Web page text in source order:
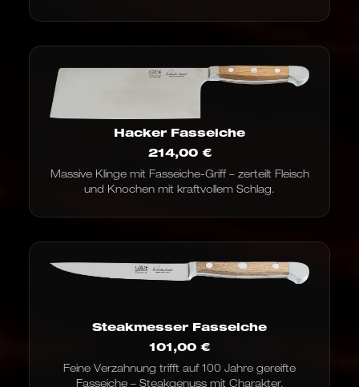
Hacker Fasseiche
214,00 €
Massive Klinge mit Fasseiche-Griff – zerteilt Fleisch
und Knochen mit kraftvollem Schlag.
Steakmesser Fasseiche
101,00 €
Feine Verzahnung trifft auf 100 Jahre gereifte
Fasseiche – Steakgenuss mit Charakter.